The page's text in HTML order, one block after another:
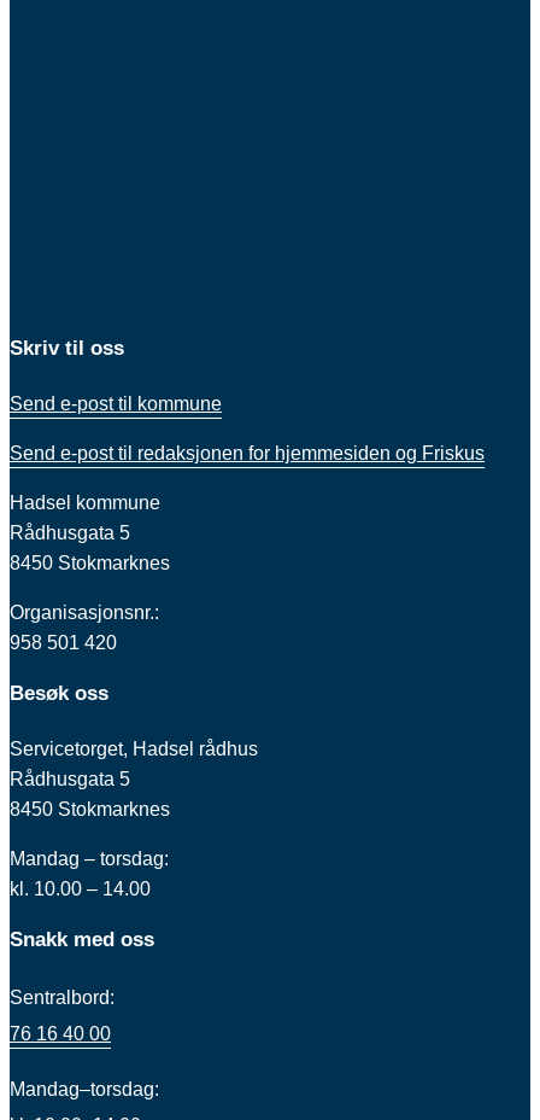
Skriv til oss
Send e-post til kommune
Send e-post til redaksjonen for hjemmesiden og Friskus
Hadsel kommune
Rådhusgata 5
8450 Stokmarknes
Organisasjonsnr.:
958 501 420
Besøk oss
Servicetorget, Hadsel rådhus
Rådhusgata 5
8450 Stokmarknes
Mandag – torsdag:
kl. 10.00 – 14.00
Snakk med oss
Sentralbord:
76 16 40 00
Mandag–torsdag: